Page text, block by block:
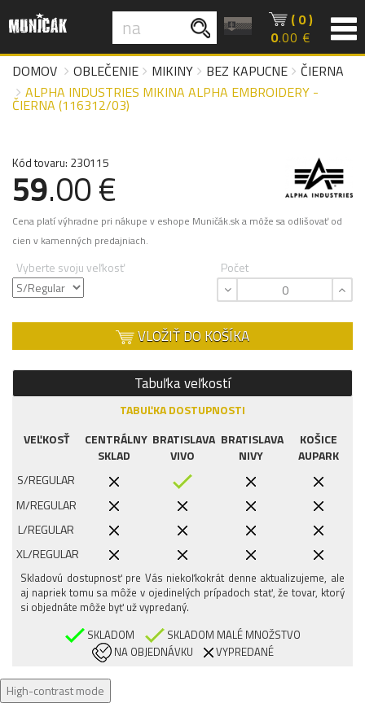
( 0 )
0.00 €
DOMOV
OBLEČENIE MIKINY BEZ KAPUCNE
ČIERNA
ALPHA INDUSTRIES MIKINA ALPHA EMBROIDERY -
ČIERNA (116312/03)
Kód tovaru: 230115
59.00 €
Cena platí výhradne pri nákupe v eshope Muničák.sk a môže sa odlišovať od
cien v kamenných predajniach.
Vyberte svoju veľkosť Počet
VLOŽIŤ DO KOŠÍKA
Tabuľka veľkostí
TABUĽKA DOSTUPNOSTI
VEĽKOSŤ
CENTRÁLNY
SKLAD
BRATISLAVA
VIVO
BRATISLAVA
NIVY
KOŠICE
AUPARK
S/REGULAR
M/REGULAR
L/REGULAR
XL/REGULAR
Skladovú dostupnosť pre Vás niekoľkokrát denne aktualizujeme, ale
aj napriek tomu sa môže v ojedinelých prípadoch stať, že tovar, ktorý
si objednáte môže byť už vypredaný.
SKLADOM
SKLADOM MALÉ MNOŽSTVO
NA OBJEDNÁVKU
VYPREDANÉ
High-contrast mode